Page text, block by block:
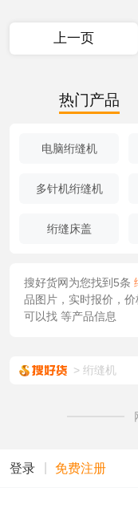
上一页
热门产品
电脑绗缝机
多针机绗缝机
绗缝床盖
搜好货网为您找到5条
品图片，实时报价，
可以找 等产品信息
绗缝机
登录 免费注册